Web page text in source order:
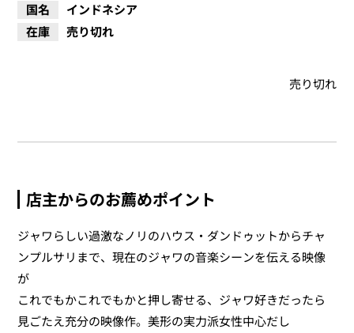
国名
インドネシア
在庫
売り切れ
売り切れ
店主からのお薦めポイント
ジャワらしい過激なノリのハウス・ダンドゥットからチャ
ンプルサリまで、現在のジャワの音楽シーンを伝える映像
が
これでもかこれでもかと押し寄せる、ジャワ好きだったら
見ごたえ充分の映像作。美形の実力派女性中心だし